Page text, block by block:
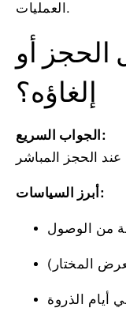
العمليات.
أو
إلغاؤه؟
الجواب السريع:
أبرز السياسات:
أيام الذروة